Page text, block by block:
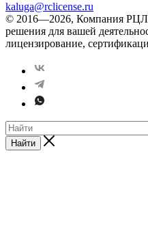
kaluga@rclicense.ru
© 2016—2026, Компания
решения для вашей
лицензирование,
Найти